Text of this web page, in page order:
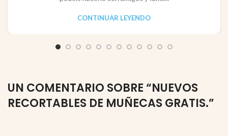
CONTINUAR LEYENDO
UN COMENTARIO SOBRE “NUEVOS
RECORTABLES DE MUÑECAS GRATIS.”